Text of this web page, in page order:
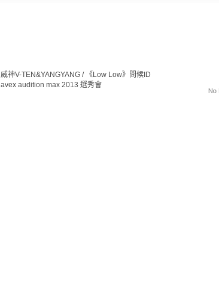
威神V-TEN&YANGYANG / 《Low Low》問候ID
avex audition max 2013 選秀會